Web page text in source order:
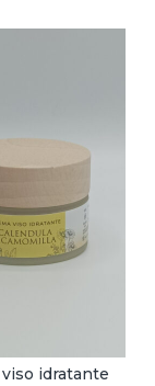
idratante